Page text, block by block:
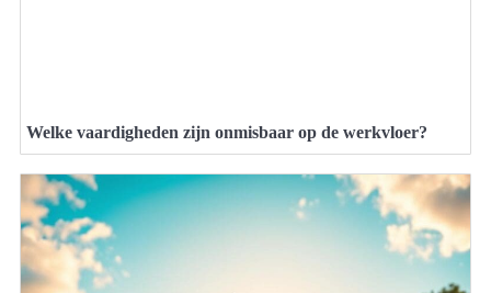
Welke vaardigheden zijn onmisbaar op de werkvloer?